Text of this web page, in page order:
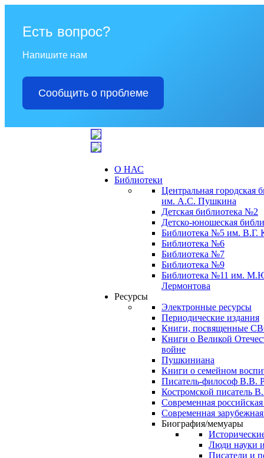
Есть вопрос?
Напишите нам
Сообщить о проблеме
О НАС
Библиотеки
Центральная городская
им. А.С. Пушкина
Детская библиотека №2
Детско-юношеская
Библиотека №5 им. В.Г.
Библиотека №6
Библиотека №7
Библиотека №9
Библиотека №11 им.
Лермонтова
Ресурсы
Электронные ресурсы
Периодические издания
Книги, посвященные
Книги о Великой
войне
Пушкиниана
Книги о семейном
Писатель-философ В.В.
Костромской писатель
Современная российская
Современная
Биография/мемуары
Люди науки
Писатели и